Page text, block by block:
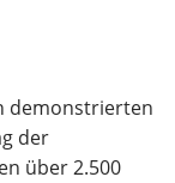
demonstrierten
der
über 2.500